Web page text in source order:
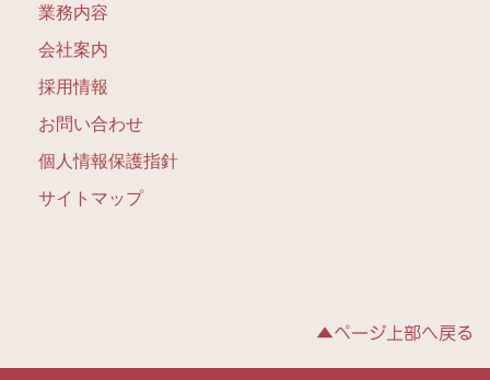
業務内容
会社案内
採用情報
お問い合わせ
個人情報保護指針
サイトマップ
▲ページ上部へ戻る